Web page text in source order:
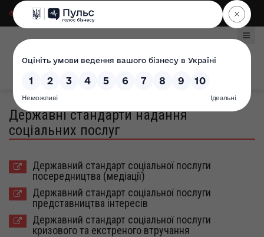
Для слабозорих|
Державні стандарти надання
соціальних послуг
Державний стандарт соціальної послуги
посередництва (медіації)
Державний стандарт соціальної послуги
представництва інтересів
Державний стандарт соціальної послуги
кризового та екстреного втручання